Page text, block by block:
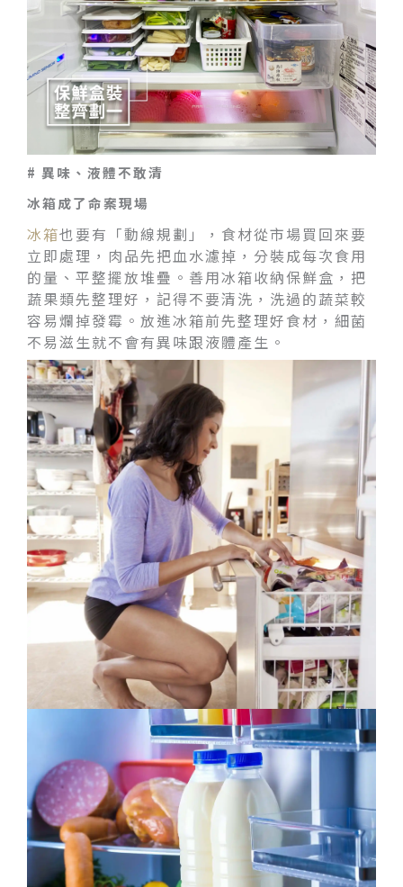
# 異味、液體不敢清
冰箱成了命案現場
冰箱也要有「動線規劃」，食材從市場買回來要
立即處理，肉品先把血水濾掉，分裝成每次食用
的量、平整擺放堆疊。善用冰箱收納保鮮盒，把
蔬果類先整理好，記得不要清洗，洗過的蔬菜較
容易爛掉發霉。放進冰箱前先整理好食材，細菌
不易滋生就不會有異味跟液體產生。